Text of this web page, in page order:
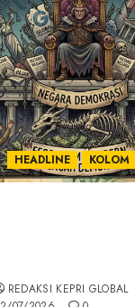
HEADLINE KOLOM
REDAKSI KEPRI GLOBAL